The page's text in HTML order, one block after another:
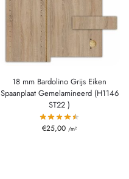
18 mm Bardolino Grijs Eiken
Spaanplaat Gemelamineerd (H1146
ST22 )
€25,00 /m²